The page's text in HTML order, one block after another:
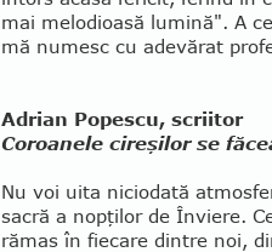
mai me­lo­dioa­să lumină". A
mă numesc cu adevărat
Adrian Popescu, scriitor
Coroanele cireşilor se
Nu voi uita niciodată
sacră a nopţilor de Înviere.
rămas în fie­care dintre noi,